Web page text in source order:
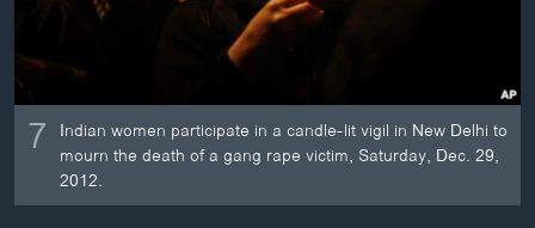
7 Indian women participate in a candle-lit vigil in New Delhi to
mourn the death of a gang rape victim, Saturday, Dec. 29,
2012.